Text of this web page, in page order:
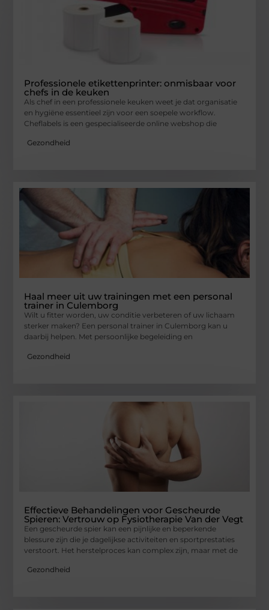
Professionele etikettenprinter: onmisbaar voor
chefs in de keuken
Als chef in een professionele keuken weet je dat organisatie
en hygiëne essentieel zijn voor een soepele workflow.
Cheflabels is een gespecialiseerde online webshop die
Gezondheid
Haal meer uit uw trainingen met een personal
trainer in Culemborg
Wilt u fitter worden, uw conditie verbeteren of uw lichaam
sterker maken? Een personal trainer in Culemborg kan u
daarbij helpen. Met persoonlijke begeleiding en
Gezondheid
Effectieve Behandelingen voor Gescheurde
Spieren: Vertrouw op Fysiotherapie Van der Vegt
Een gescheurde spier kan een pijnlijke en beperkende
blessure zijn die je dagelijkse activiteiten en sportprestaties
verstoort. Het herstelproces kan complex zijn, maar met de
Gezondheid